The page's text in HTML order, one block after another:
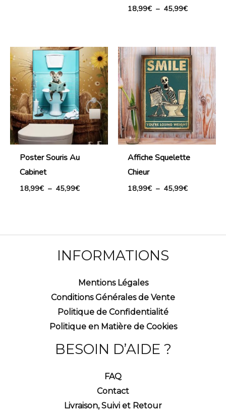
18,99€ – 45,99€
Poster Souris Au
Cabinet
18,99€ – 45,99€
Plage
de
prix :
18,99€
à
45,99€
Affiche Squelette
Chieur
18,99€ – 45,99€
Plage
de
prix :
18,99€
à
45,99€
INFORMATIONS
Mentions Légales
Conditions Générales de Vente
Politique de Confidentialité
Politique en Matière de Cookies
BESOIN D’AIDE ?
FAQ
Contact
Livraison, Suivi et Retour